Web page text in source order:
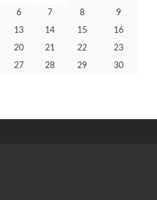
6 7 8 9
13 14 15 16
20 21 22 23
27 28 29 30